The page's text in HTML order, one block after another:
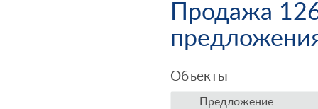
Продажа
Объекты
Предложение